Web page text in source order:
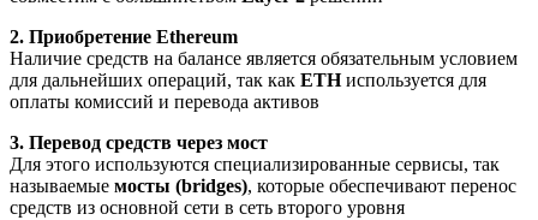
2. Приобретение Ethereum
Наличие средств на балансе является обязательным условием
для дальнейших операций, так как ETHиспользуется для
оплаты комиссий и перевода активов
3. Перевод средств через мост
Для этого используются специализированные сервисы, так
называемые мосты (bridges), которые обеспечивают перенос
средств из основной сети в сеть второго уровня